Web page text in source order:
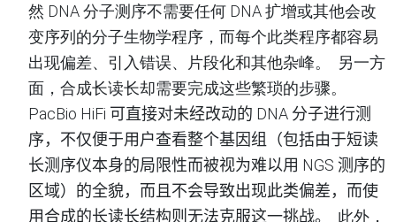
然 DNA分子测序不需要任何 DNA扩增或其他会改
变序列的分子生物学程序，而每个此类程序都容易
出现偏差、引入错误、片段化和其他杂峰。
另一方
面，合成长读长却需要完成这些繁琐的步骤。
PacBio HiFi 可直接对未经改动的 DNA 分子进行测
序，不仅便于用户查看整个基因组（包括由于短读
长测序仪本身的局限性而被视为难以用 NGS 测序的
区域）的全貌，而且不会导致出现此类偏差，而使
用合成的长读长结构则无法克服这一挑战。
此外，